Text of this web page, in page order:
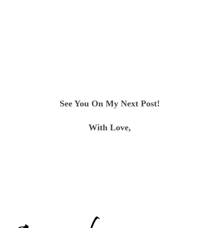
See You On My Next Post!
With Love,